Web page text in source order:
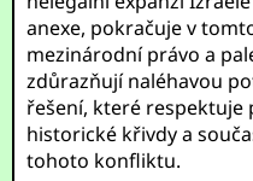
anexe, pokračuje v
mezinárodní právo a
zdůrazňují naléhavou
řešení, které respektuje
historické křivdy a
tohoto konfliktu.